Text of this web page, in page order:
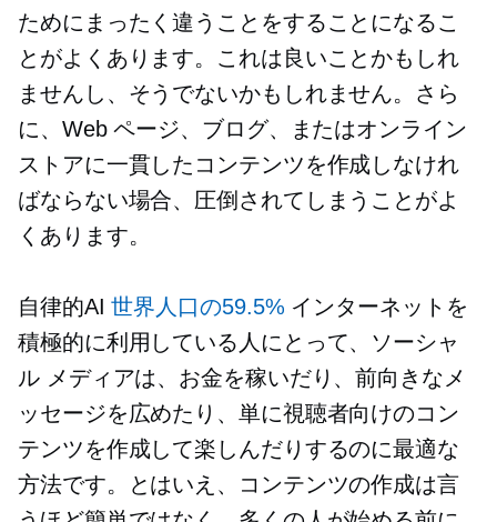
ためにまったく違うことをすることになるこ
とがよくあります。これは良いことかもしれ
ませんし、そうでないかもしれません。さら
に、Web ページ、ブログ、またはオンライン
ストアに一貫したコンテンツを作成しなけれ
ばならない場合、圧倒されてしまうことがよ
くあります。
自律的AI世界人口の59.5% インターネットを
積極的に利用している人にとって、ソーシャ
ル メディアは、お金を稼いだり、前向きなメ
ッセージを広めたり、単に視聴者向けのコン
テンツを作成して楽しんだりするのに最適な
方法です。とはいえ、コンテンツの作成は言